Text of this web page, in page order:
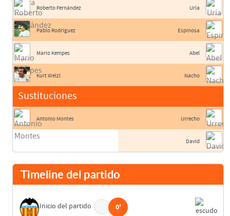
Roberto Fernández
Pablo Rodríguez
Mario Kempes
Kurt Welzl
Sustituciones
Antonio Montes
Uría
Espinosa
Abel
Nacho
Urrecho
David
Timeline del partido
Inicio del partido 0'